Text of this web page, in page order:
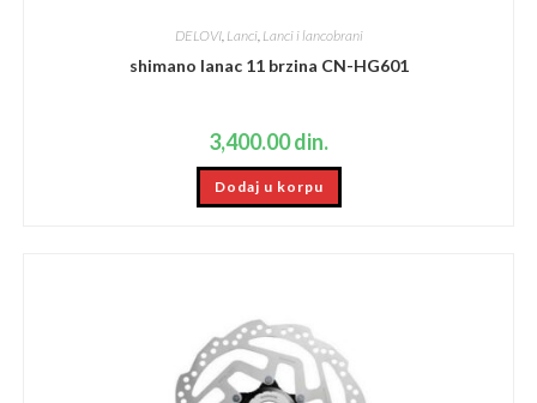
DELOVI, Lanci, Lanci i lancobrani
shimano lanac 11 brzina CN-HG601
3,400.00din.
Dodaj u korpu